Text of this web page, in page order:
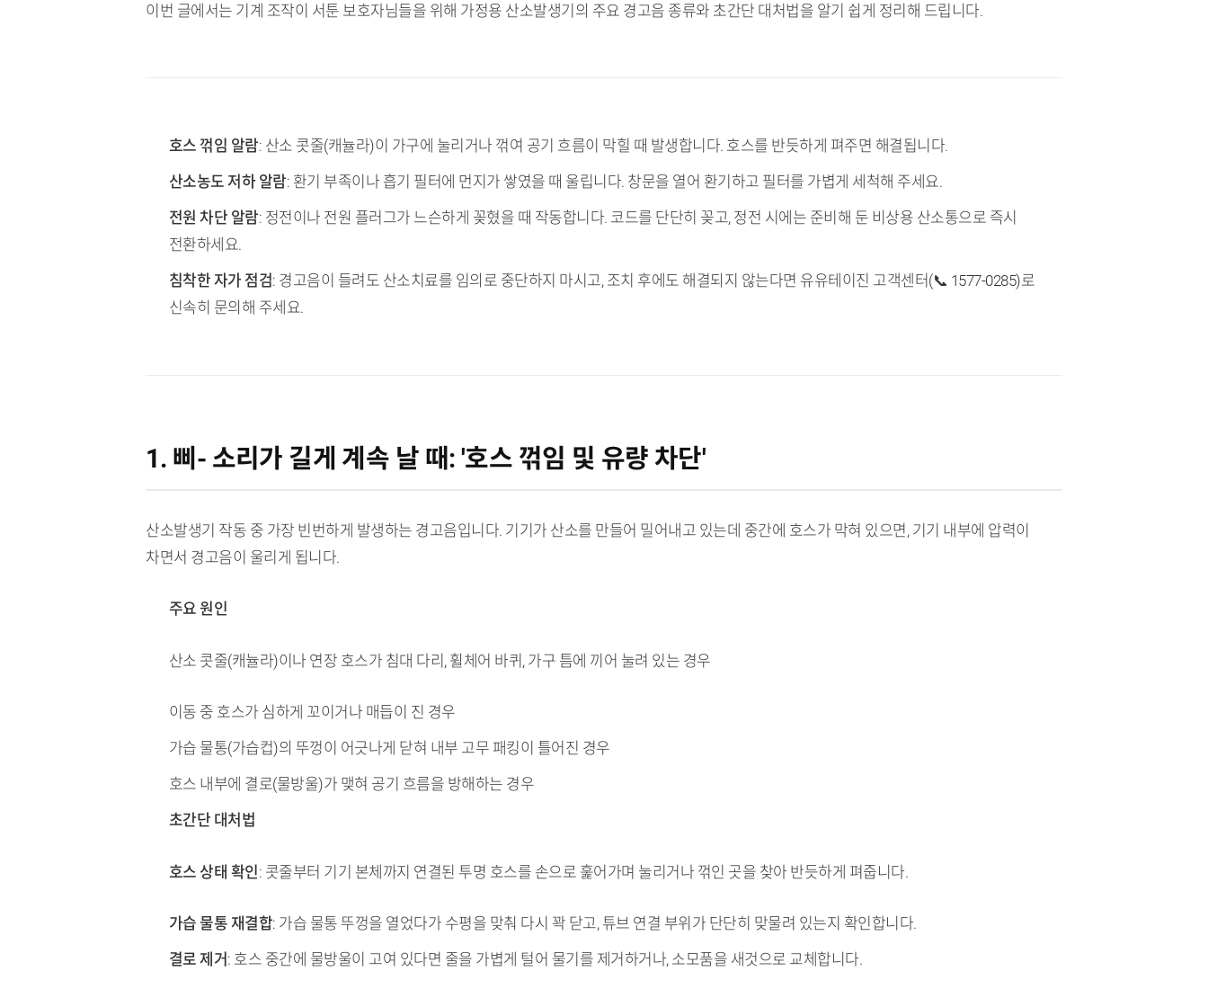
이번 글에서는 기계 조작이 서툰 보호자님들을 위해 가정용 산소발생기의 주요 경고음 종류와 초간단 대처법을 알기 쉽게 정리해 드립니다.
TL;DR (핵심 요약)
호스 꺾임 알람: 산소 콧줄(캐뉼라)이 가구에 눌리거나 꺾여 공기 흐름이 막힐 때 발생합니다. 호스를 반듯하게 펴주면 해결됩니다.
산소농도 저하 알람: 환기 부족이나 흡기 필터에 먼지가 쌓였을 때 울립니다. 창문을 열어 환기하고 필터를 가볍게 세척해 주세요.
전원 차단 알람: 정전이나 전원 플러그가 느슨하게 꽂혔을 때 작동합니다. 코드를 단단히 꽂고, 정전 시에는 준비해 둔 비상용 산소통으로 즉시
전환하세요.
침착한 자가 점검: 경고음이 들려도 산소치료를 임의로 중단하지 마시고, 조치 후에도 해결되지 않는다면 유유테이진 고객센터(📞 1577-0285)로
신속히 문의해 주세요.
1. 삐- 소리가 길게 계속 날 때: '호스 꺾임 및 유량 차단'
산소발생기 작동 중 가장 빈번하게 발생하는 경고음입니다. 기기가 산소를 만들어 밀어내고 있는데 중간에 호스가 막혀 있으면, 기기 내부에 압력이
차면서 경고음이 울리게 됩니다.
주요 원인
산소 콧줄(캐뉼라)이나 연장 호스가 침대 다리, 휠체어 바퀴, 가구 틈에 끼어 눌려 있는 경우
이동 중 호스가 심하게 꼬이거나 매듭이 진 경우
가습 물통(가습컵)의 뚜껑이 어긋나게 닫혀 내부 고무 패킹이 틀어진 경우
호스 내부에 결로(물방울)가 맺혀 공기 흐름을 방해하는 경우
초간단 대처법
호스 상태 확인: 콧줄부터 기기 본체까지 연결된 투명 호스를 손으로 훑어가며 눌리거나 꺾인 곳을 찾아 반듯하게 펴줍니다.
가습 물통 재결합: 가습 물통 뚜껑을 열었다가 수평을 맞춰 다시 꽉 닫고, 튜브 연결 부위가 단단히 맞물려 있는지 확인합니다.
결로 제거 : 호스 중간에 물방울이 고여 있다면 줄을 가볍게 털어 물기를 제거하거나, 소모품을 새것으로 교체합니다.